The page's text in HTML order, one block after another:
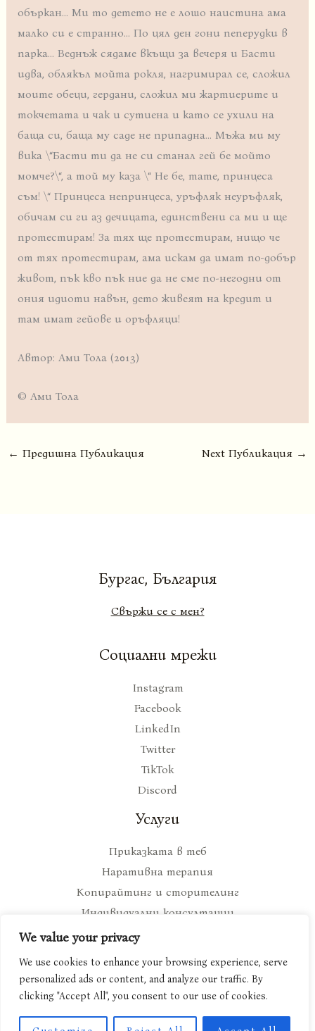
We value your privacy
We use cookies to enhance your browsing experience, serve
personalized ads or content, and analyze our traffic. By
clicking "Accept All", you consent to our use of cookies.
объркан… Ми то детето не е лошо наистина ама
малко си е странно… По цял ден гони пеперудки в
парка… Веднъж сядаме вкъщи за вечеря и Басти
идва, облякъл мойта рокля, нагримирал се, сложил
моите обеци, гердани, сложил ми жартиерите и
токчетата и чак и сутиена и като се ухили на
баща си, баща му саде не припадна… Мъжа ми му
вика \“Басти ти да не си станал гей бе мойто
момче?\“, а той му каза \“ Не бе, тате, принцеса
съм! \“ Принцеса непринцеса, уръфляк неуръфляк,
обичам си ги аз дечицата, единствени са ми и ще
протестирам! За тях ще протестирам, нищо че
от тях протестирам, ама искам да имат по-добър
живот, пък кво пък ние да не сме по-негодни от
ония идиоти навън, дето живеят на кредит и
там имат гейове и оръфляци!
Автор: Ами Тола (2013)
© Ами Тола
← Предишна Публикация Next Публикация →
Бургас, България
Свържи се с мен?
Социални мрежи
Instagram
Facebook
LinkedIn
Twitter
TikTok
Discord
Услуги
Приказката в теб
Наративна терапия
Копирайтинг и сторителинг
Индивидуални консултации
Copyright © ami-tola.com 2026